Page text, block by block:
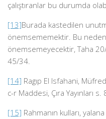
çalıştıranlar bu durumda
[13]Burada kastedilen
önemsememektir. Bu
önemsemeyecektir, Taha
45/34.
[14] Ragıp El Isfahani,
c-r Maddesi, Çıra Yayınları
[15] Rahmanın kulları,